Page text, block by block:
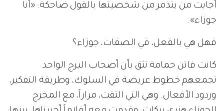
أجابت من يتذمر من شخصيتها بالقول ضاحكة: «أنا
جوزاء».
فهل هي بالفعل، في الصفات، جوزاء؟
كانت فاتن حمامة تثق بأن أصحاب البرج الواحد
تجمعهم خطوط عريضة في السلوك، وطريقة التفكير،
وردود الأفعال. وهي التي التقت، مراراً، مع المخرج